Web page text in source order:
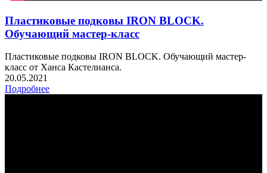
Пластиковые подковы IRON BLOCK.
Обучающий мастер-класс
Пластиковые подковы IRON BLOCK. Обучающий мастер-
класс от Ханса Кастелианса.
20.05.2021
Подробнее